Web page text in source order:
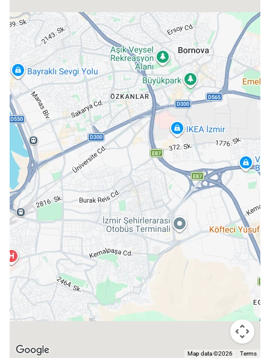
Map data ©2026 Terms